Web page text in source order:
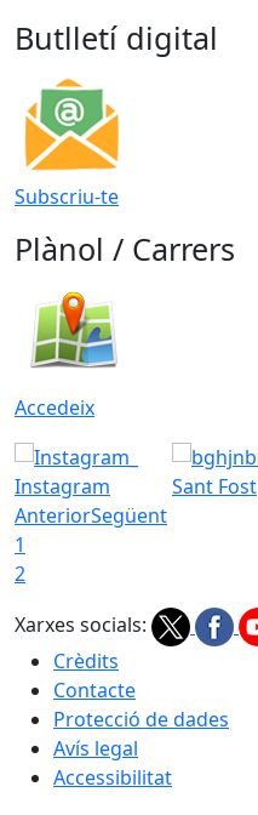
Butlletí digital
Subscriu-te
Plànol / Carrers
Accedeix
Instagram
Sant Fost
AnteriorSegüent
1
2
Xarxes socials:
Crèdits
Contacte
Protecció de dades
Avís legal
Accessibilitat